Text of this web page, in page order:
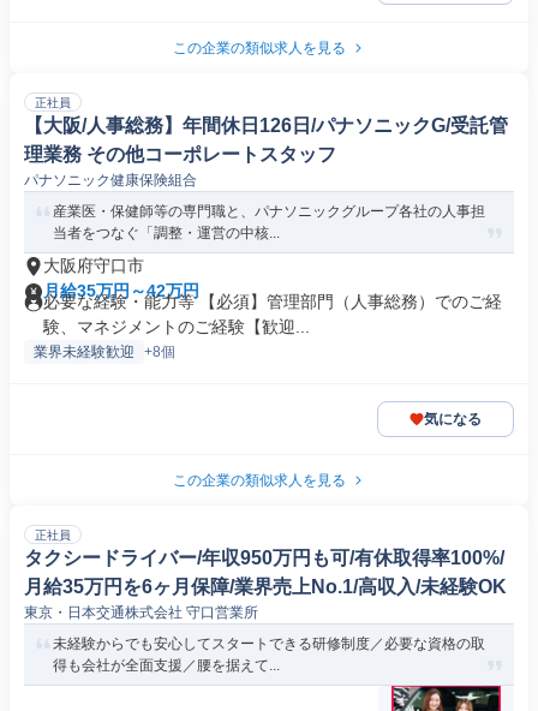
この企業の類似求人を見る
正社員
【大阪/人事総務】年間休日126日/パナソニックG/受託管
理業務 その他コーポレートスタッフ
パナソニック健康保険組合
産業医・保健師等の専門職と、パナソニックグループ各社の人事担
当者をつなぐ「調整・運営の中核...
大阪府守口市
月給35万円～42万円
必要な経験・能力等 【必須】管理部門（人事総務）でのご経
験、マネジメントのご経験【歓迎...
業界未経験歓迎 +8個
気になる
この企業の類似求人を見る
正社員
タクシードライバー/年収950万円も可/有休取得率100%/
月給35万円を6ヶ月保障/業界売上No.1/高収入/未経験OK
東京・日本交通株式会社 守口営業所
未経験からでも安心してスタートできる研修制度／必要な資格の取
得も会社が全面支援／腰を据えて...